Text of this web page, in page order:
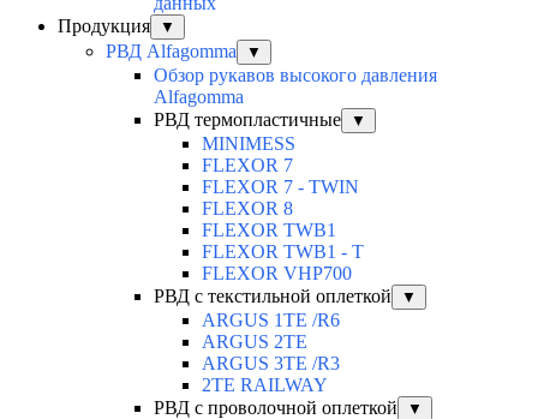
Продукция
▼
РВД Alfagomma ▼
Обзор рукавов высокого давления
Alfagomma
РВД термопластичные
▼
MINIMESS
FLEXOR 7
FLEXOR 7 - TWIN
FLEXOR 8
FLEXOR TWB1
FLEXOR TWB1 - T
FLEXOR VHP700
РВД с текстильной оплеткой
▼
ARGUS 1TE /R6
ARGUS 2TЕ
ARGUS 3TE /R3
2TE RAILWAY
РВД с проволочной оплеткой
▼